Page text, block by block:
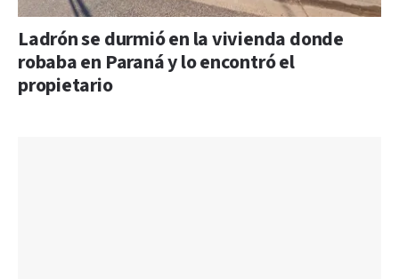
Ladrón se durmió en la vivienda donde
robaba en Paraná y lo encontró el
propietario